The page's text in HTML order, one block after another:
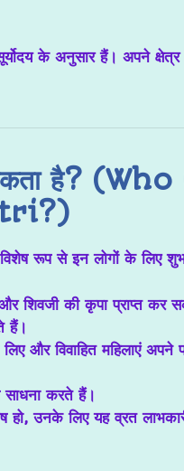
के अनुसार हैं। अपने
सकता है?
रूप से इन लोगों के लिए शुभ
शिवजी की कृपा प्राप्त कर
हैं।
और विवाहित महिलाएं
साधना करते हैं।
उनके लिए यह व्रत